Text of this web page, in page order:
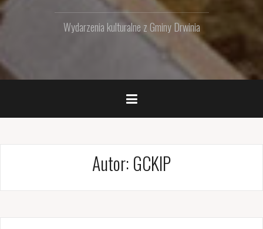
Wydarzenia kulturalne z Gminy Drwinia
Autor: GCKIP